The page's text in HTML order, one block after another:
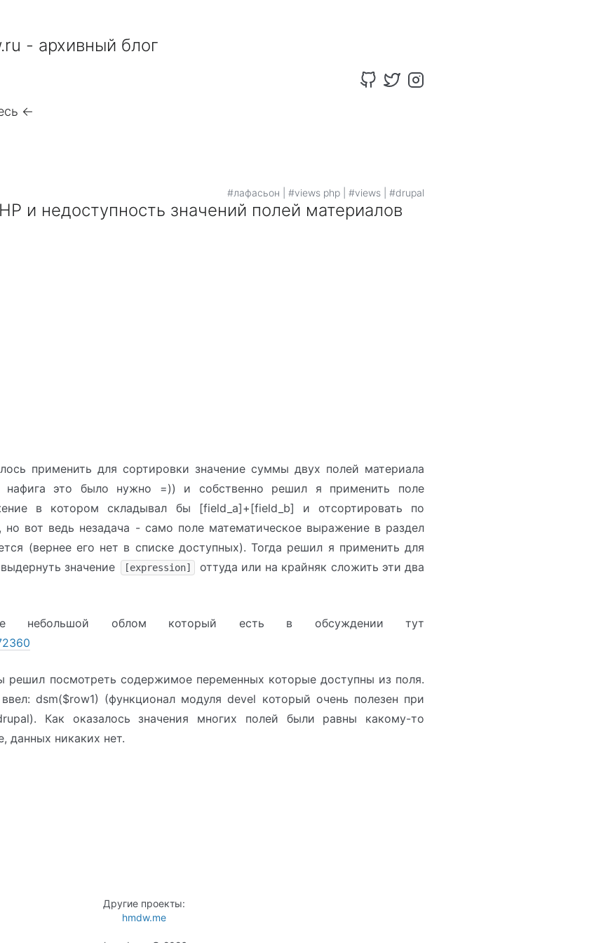
- архивный блог
<-
#лафасьон #views php #views #drupal
и недоступность значений полей материалов
применить для сортировки значение суммы двух полей материала
нафига это было нужно =)) и собственно решил я применить поле
в котором складывал бы [field_a]+[field_b] и отсортировать по
, но вот ведь незадача - само поле математическое выражение в раздел
(вернее его нет в списке доступных). Тогда решил я применить для
значение
[expression]
оттуда или на крайняк сложить эти два
небольшой облом который есть в обсуждении тут
решил посмотреть содержимое переменных которые доступны из поля.
dsm($row1) (функционал модуля devel который очень полезен при
Как оказалось значения многих полей были равны какому-то
данных никаких нет.
Другие проекты:
hmdw.me